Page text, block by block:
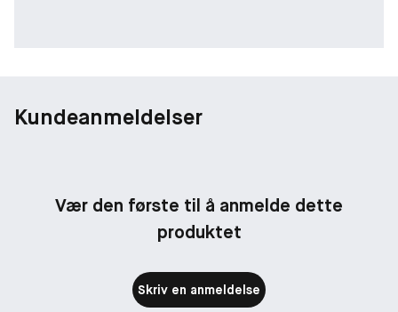
Duftfamilie: Floral Fruity
Kundeanmeldelser
Vær den første til å anmelde dette
produktet
Skriv en anmeldelse